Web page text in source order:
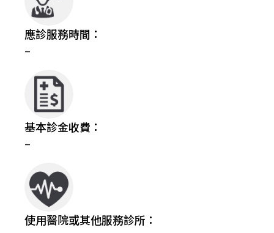
應診服務時間：
–
基本診金收費：
–
使用醫院或其他服務診所：